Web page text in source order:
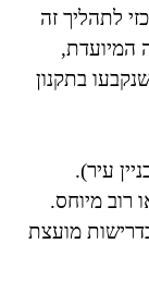
לתהליך זה
המיועדת,
בתקנון
עיר).
רוב מיוחס.
מועצת